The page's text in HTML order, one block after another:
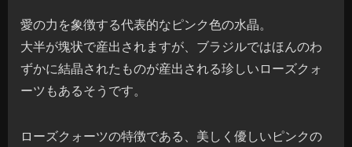
愛の力を象徴する代表的なピンク色の水晶。
大半が塊状で産出されますが、ブラジルではほんのわ
ずかに結晶されたものが産出される珍しいローズクォ
ーツもあるそうです。
ローズクォーツの特徴である、美しく優しいピンクの